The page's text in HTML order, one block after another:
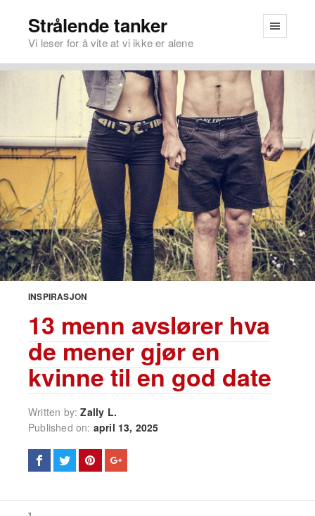
Strålende tanker
Vi leser for å vite at vi ikke er alene
INSPIRASJON
13 menn avslører hva
de mener gjør en
kvinne til en god date
Written by:Zally L.
Published on: april 13, 2025